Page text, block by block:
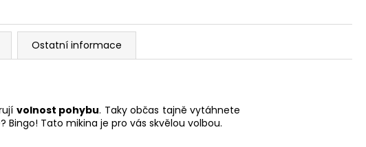
Ostatní informace
volnost pohybu. Taky občas tajně vytáhnete
Tato mikina je pro vás skvělou volbou.